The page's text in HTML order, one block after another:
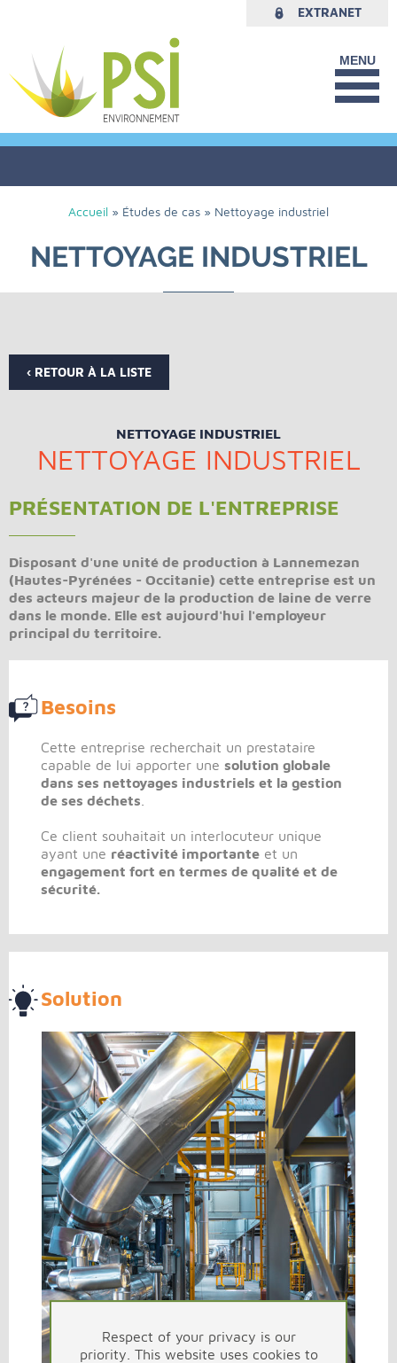
EXTRANET
MENTIONS LÉGALES
DONNÉES PERSONNELLES
Accueil » Études de cas » Nettoyage industriel
NETTOYAGE INDUSTRIEL
‹ RETOUR À LA LISTE
NETTOYAGE INDUSTRIEL
NETTOYAGE INDUSTRIEL
PRÉSENTATION DE L'ENTREPRISE
Disposant d'une unité de production à Lannemezan
(Hautes-Pyrénées - Occitanie) cette entreprise est un
des acteurs majeur de la production de laine de verre
dans le monde. Elle est aujourd'hui l'employeur
principal du territoire.
Besoins
Cette entreprise recherchait un prestataire
capable de lui apporter une solution globale
dans ses nettoyages industriels et la gestion
de ses déchets.
Ce client souhaitait un interlocuteur unique
ayant une réactivité importanteet un
engagement fort en termes de qualité et de
sécurité.
Solution
Respect of your privacy is our
priority. This website uses cookies to